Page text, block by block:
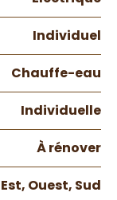
Individuel
Chauffe-eau
Individuelle
À rénover
Est, Ouest, Sud